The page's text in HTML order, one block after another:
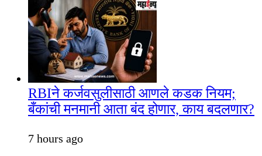
RBIने कर्जवसुलीसाठी आणले कडक नियम;
बँकांची मनमानी आता बंद होणार, काय बदलणार?
7 hours ago